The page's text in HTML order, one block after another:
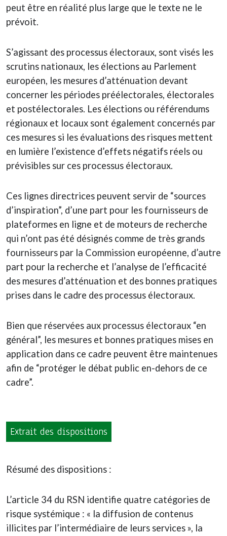
peut être en réalité plus large que le texte ne le
prévoit.
S’agissant des processus électoraux, sont visés les
scrutins nationaux, les élections au Parlement
européen, les mesures d’atténuation devant
concerner les périodes préélectorales, électorales
et postélectorales. Les élections ou référendums
régionaux et locaux sont également concernés par
ces mesures si les évaluations des risques mettent
en lumière l’existence d’effets négatifs réels ou
prévisibles sur ces processus électoraux.
Ces lignes directrices peuvent servir de “sources
d’inspiration”, d’une part pour les fournisseurs de
plateformes en ligne et de moteurs de recherche
qui n’ont pas été désignés comme de très grands
fournisseurs par la Commission européenne, d’autre
part pour la recherche et l’analyse de l’efficacité
des mesures d’atténuation et des bonnes pratiques
prises dans le cadre des processus électoraux.
Bien que réservées aux processus électoraux “en
général”, les mesures et bonnes pratiques mises en
application dans ce cadre peuvent être maintenues
afin de “protéger le débat public en-dehors de ce
cadre”.
Extrait des dispositions
Résumé des dispositions :
L’article 34 du RSN identifie quatre catégories de
risque systémique : « la diffusion de contenus
illicites par l’intermédiaire de leurs services », la